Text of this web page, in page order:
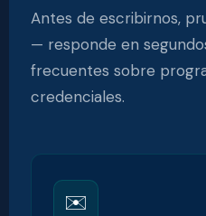
Antes de escribirnos,
— responde en
frecuentes sobre
credenciales.
✉️